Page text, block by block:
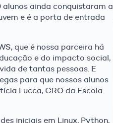
ainda conquistaram a
e é a porta de entrada
que é nossa parceira há
e do impacto social,
de tantas pessoas. E
para que nossos alunos
Lucca, CRO da Escola
iniciais em Linux, Python,